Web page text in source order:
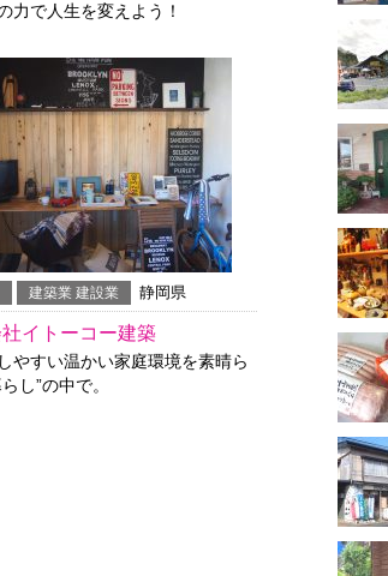
力で人生を変えよう！
建築業 建設業 静岡県
イトーコー建築
やすい温かい家庭環境を素晴ら
し”の中で。